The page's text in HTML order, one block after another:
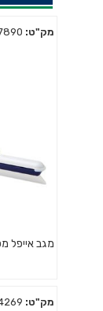
מק"ט:
מק"ט: